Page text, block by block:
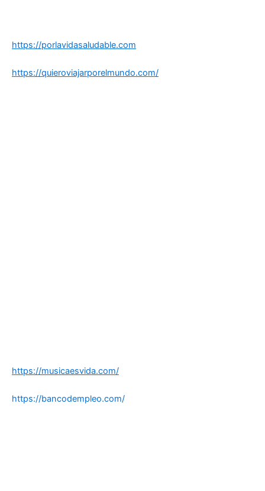
https://porlavidasaludable.com
https://quieroviajarporelmundo.com/
https://musicaesvida.com/
https://bancodempleo.com/